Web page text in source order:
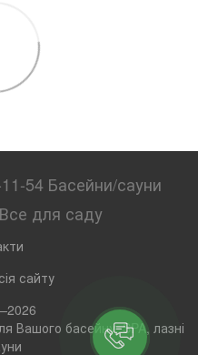
54 Басейни/сауни
для саду
сайту
Вашого басейну, SPA, лазні